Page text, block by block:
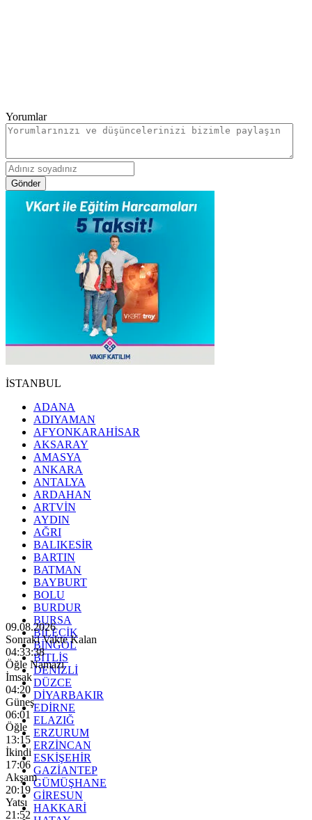
Yorumlar
Gönder
İSTANBUL
ADANA
ADIYAMAN
AFYONKARAHİSAR
AKSARAY
AMASYA
ANKARA
ANTALYA
ARDAHAN
ARTVİN
AYDIN
AĞRI
BALIKESİR
BARTIN
BATMAN
BAYBURT
BOLU
BURDUR
BURSA
BİLECİK
BİNGÖL
BİTLİS
DENİZLİ
DÜZCE
DİYARBAKIR
EDİRNE
ELAZIĞ
ERZURUM
ERZİNCAN
ESKİŞEHİR
GAZİANTEP
GÜMÜŞHANE
GİRESUN
HAKKARİ
09.08.2026
Sonraki Vakte Kalan
04:33:36
Öğle Namazı
İmsak
04:20
Güneş
06:01
Öğle
13:15
İkindi
17:06
Akşam
20:19
Yatsı
21:52